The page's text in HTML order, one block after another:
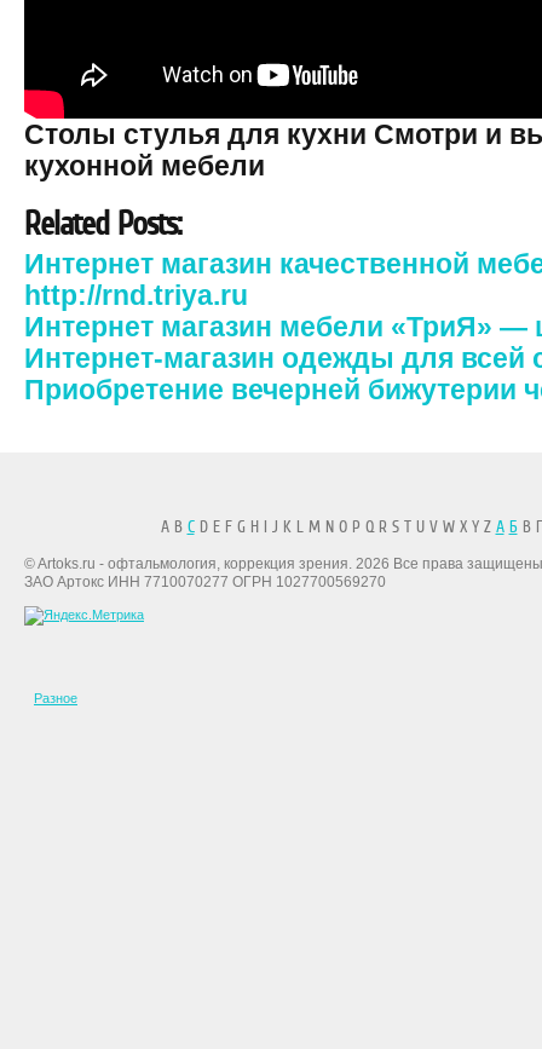
Столы стулья для кухни Смотри и
кухонной мебели
Related Posts:
Интернет магазин качественной
http://rnd.triya.ru
Интернет магазин мебели «ТриЯ»
Интернет-магазин одежды для всей
Приобретение вечерней бижутерии
A B CD E F G H I J K L M N O P Q R S T U V W X Y Z А БВ
© Artoks.ru - офтальмология, коррекция зрения. 2026 Все права
ЗАО Артокс ИНН 7710070277 ОГРН 1027700569270
Разное